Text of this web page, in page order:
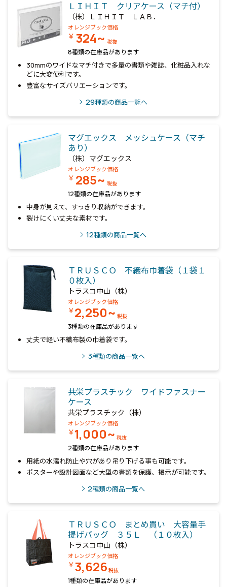
ＬＩＨＩＴ クリアケース（マチ付）
（株）ＬＩＨＩＴ ＬＡＢ．
オレンジブック価格
￥ 324~ 税抜
8種類の在庫品があります
30mmのワイドなマチ付きで多量の書類や雑誌、化粧品入れな
どに大変便利です。
豊富なサイズバリエーションです。
29種類の商品一覧へ
マグエックス メッシュケース（マチ
あり）
（株）マグエックス
オレンジブック価格
￥ 285~ 税抜
12種類の在庫品があります
中身が見えて、すっきり収納ができます。
裂けにくい丈夫な素材です。
12種類の商品一覧へ
ＴＲＵＳＣＯ 不織布巾着袋（１袋１
０枚入）
トラスコ中山（株）
オレンジブック価格
￥2,250~ 税抜
3種類の在庫品があります
丈夫で軽い不織布製の巾着袋です。
3種類の商品一覧へ
共栄プラスチック ワイドファスナー
ケース
共栄プラスチック（株）
オレンジブック価格
￥1,000~ 税抜
2種類の在庫品があります
用紙の水濡れ防止や穴があり吊り下げる事も可能です。
ポスターや設計図面など大型の書類を保護、掲示が可能です。
2種類の商品一覧へ
ＴＲＵＳＣＯ まとめ買い 大容量手
提げバッグ ３５Ｌ （１０枚入）
トラスコ中山（株）
オレンジブック価格
￥3,626 税抜
1種類の在庫品があります